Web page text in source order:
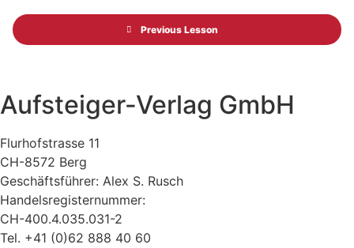
Previous Lesson
Aufsteiger-Verlag GmbH
Flurhofstrasse 11
CH-8572 Berg
Geschäftsführer: Alex S. Rusch
Handelsregisternummer:
CH-400.4.035.031-2
Tel. +41 (0)62 888 40 60